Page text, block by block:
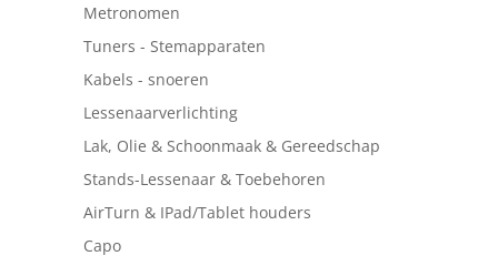
Metronomen
Tuners - Stemapparaten
Kabels - snoeren
Lessenaarverlichting
Lak, Olie & Schoonmaak & Gereedschap
Stands-Lessenaar & Toebehoren
AirTurn & IPad/Tablet houders
Capo